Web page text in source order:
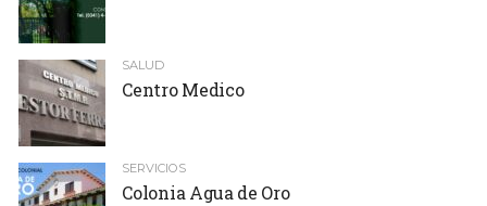
SALUD
Centro Medico
SERVICIOS
Colonia Agua de Oro